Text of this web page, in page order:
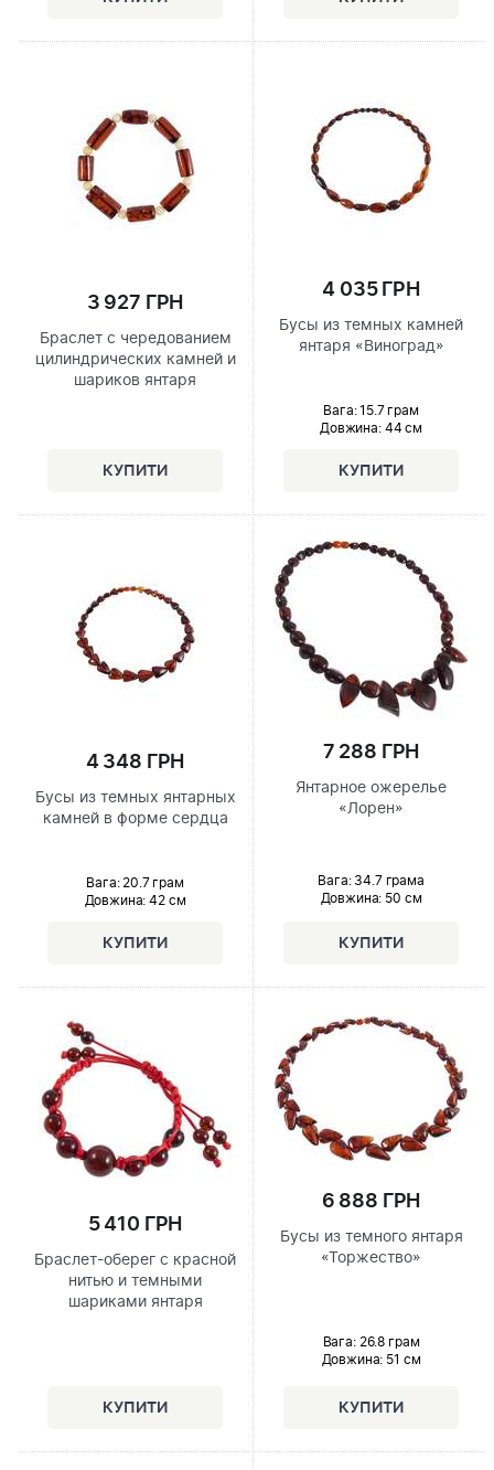
3 927 ГРН
Браслет с чередованием
цилиндрических камней и
шариков янтаря
4 035 ГРН
Бусы из темных камней
янтаря «Виноград»
Вага: 15.7 грам
Довжина:44 см
4 348 ГРН
Бусы из темных янтарных
камней в форме сердца
Вага: 20.7 грам
Довжина: 42 см
7 288 ГРН
Янтарное ожерелье
«Лорен»
Вага: 34.7 грама
Довжина: 50 см
5 410 ГРН
Браслет-оберег с красной
нитью и темными
шариками янтаря
6 888 ГРН
Бусы из темного янтаря
«Торжество»
Вага: 26.8 грам
Довжина: 51 см